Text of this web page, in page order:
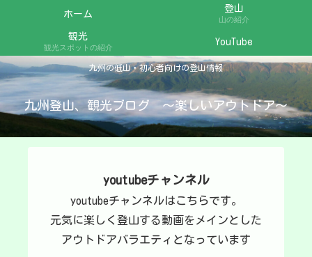
九州の低山・初心者向けの登山情報
九州登山、観光ブログ ～楽しいアウトドア～
ホーム
登山
山の紹介
観光
観光スポットの紹介
YouTube
youtubeチャンネル
youtubeチャンネルはこちらです。
元気に楽しく登山する動画をメインとした
アウトドアバラエティとなっています